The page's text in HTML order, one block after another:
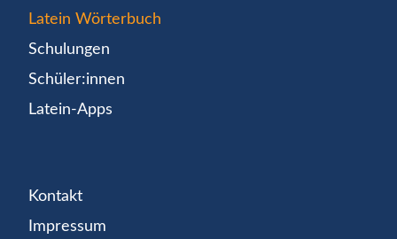
Latein Wörterbuch
Schulungen
Schüler:innen
Latein-Apps
Kontakt
Impressum